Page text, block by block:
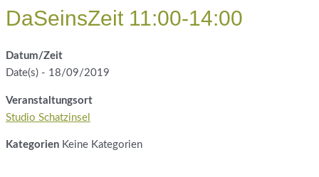
DaSeinsZeit 11:00-14:00
Datum/Zeit
Date(s) - 18/09/2019
Veranstaltungsort
Studio Schatzinsel
Kategorien Keine Kategorien